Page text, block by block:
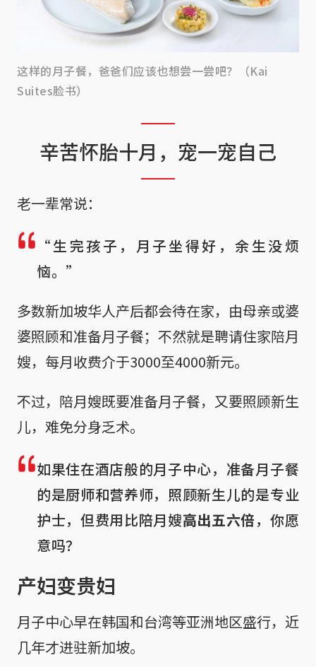
这样的月子餐，爸爸们应该也想尝一尝吧？（Kai
Suites脸书）
辛苦怀胎十月，宠一宠自己
老一辈常说：
“生完孩子，月子坐得好，余生没烦
恼。”
多数新加坡华人产后都会待在家，由母亲或婆
婆照顾和准备月子餐；不然就是聘请住家陪月
嫂，每月收费介于3000至4000新元。
不过，陪月嫂既要准备月子餐，又要照顾新生
儿，难免分身乏术。
如果住在酒店般的月子中心，准备月子餐
的是厨师和营养师，照顾新生儿的是专业
护士，但费用比陪月嫂高出五六倍，你愿
意吗？
产妇变贵妇
月子中心早在韩国和台湾等亚洲地区盛行，近
几年才进驻新加坡。